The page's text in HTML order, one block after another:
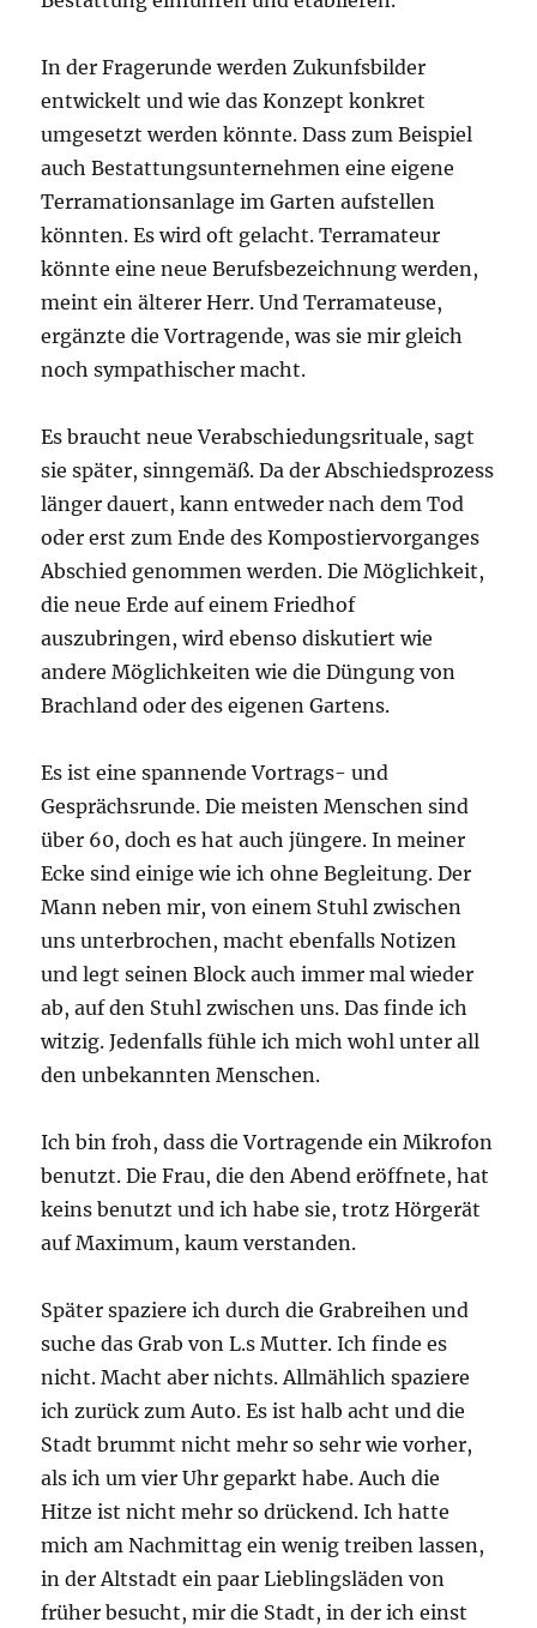
In der Fragerunde werden Zukunfsbilder
entwickelt und wie das Konzept konkret
umgesetzt werden könnte. Dass zum Beispiel
auch Bestattungsunternehmen eine eigene
Terramationsanlage im Garten aufstellen
könnten. Es wird oft gelacht. Terramateur
könnte eine neue Berufsbezeichnung werden,
meint ein älterer Herr. Und Terramateuse,
ergänzte die Vortragende, was sie mir gleich
noch sympathischer macht.
Es braucht neue Verabschiedungsrituale, sagt
sie später, sinngemäß. Da der Abschiedsprozess
länger dauert, kann entweder nach dem Tod
oder erst zum Ende des Kompostiervorganges
Abschied genommen werden. Die Möglichkeit,
die neue Erde auf einem Friedhof
auszubringen, wird ebenso diskutiert wie
andere Möglichkeiten wie die Düngung von
Brachland oder des eigenen Gartens.
Es ist eine spannende Vortrags- und
Gesprächsrunde. Die meisten Menschen sind
über 60, doch es hat auch jüngere. In meiner
Ecke sind einige wie ich ohne Begleitung. Der
Mann neben mir, von einem Stuhl zwischen
uns unterbrochen, macht ebenfalls Notizen
und legt seinen Block auch immer mal wieder
ab, auf den Stuhl zwischen uns. Das finde ich
witzig. Jedenfalls fühle ich mich wohl unter all
den unbekannten Menschen.
Ich bin froh, dass die Vortragende ein Mikrofon
benutzt. Die Frau, die den Abend eröffnete, hat
keins benutzt und ich habe sie, trotz Hörgerät
auf Maximum, kaum verstanden.
Später spaziere ich durch die Grabreihen und
suche das Grab von L.s Mutter. Ich finde es
nicht. Macht aber nichts. Allmählich spaziere
ich zurück zum Auto. Es ist halb acht und die
Stadt brummt nicht mehr so sehr wie vorher,
als ich um vier Uhr geparkt habe. Auch die
Hitze ist nicht mehr so drückend. Ich hatte
mich am Nachmittag ein wenig treiben lassen,
in der Altstadt ein paar Lieblingsläden von
früher besucht, mir die Stadt, in der ich einst